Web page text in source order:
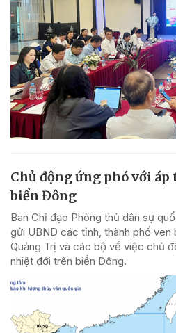
Chủ động ứng phó với
biển Đông
Ban Chỉ đạo Phòng thủ dân sự
gửi UBND các tỉnh, thành phố ven
Quảng Trị và các bộ về việc chủ
nhiệt đới trên biển Đông.